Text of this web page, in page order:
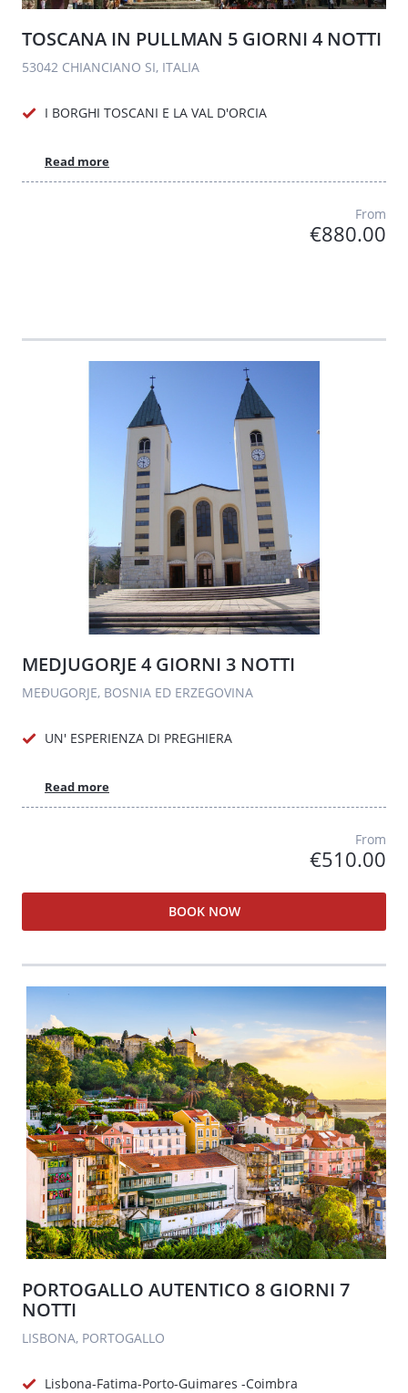
TOSCANA IN PULLMAN 5 GIORNI 4 NOTTI
53042 CHIANCIANO SI, ITALIA
I BORGHI TOSCANI E LA VAL D'ORCIA
Read more
From
€880.00
MEDJUGORJE 4 GIORNI 3 NOTTI
MEĐUGORJE, BOSNIA ED ERZEGOVINA
UN' ESPERIENZA DI PREGHIERA
Read more
From
€510.00
BOOK NOW
PORTOGALLO AUTENTICO 8 GIORNI 7
NOTTI
LISBONA, PORTOGALLO
Lisbona-Fatima-Porto-Guimares -Coimbra